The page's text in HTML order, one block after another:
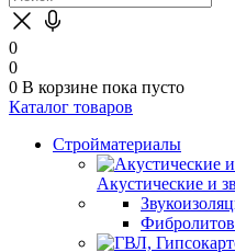
0
0
0 В корзине пока пусто
Каталог товаров
Стройматериалы
Акустические и